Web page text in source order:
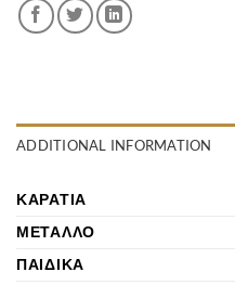
ADDITIONAL INFORMATION
ΚΑΡΆΤΙΑ
ΜΈΤΑΛΛΟ
ΠΑΙΔΙΚΆ